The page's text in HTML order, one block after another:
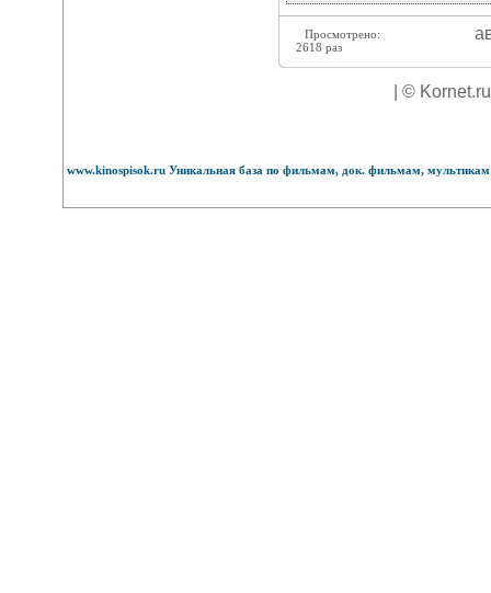
Просмотрено:
2618 раз
| ©
www.kinospisok.ru Уникальная база по фильмам, док. фильмам,